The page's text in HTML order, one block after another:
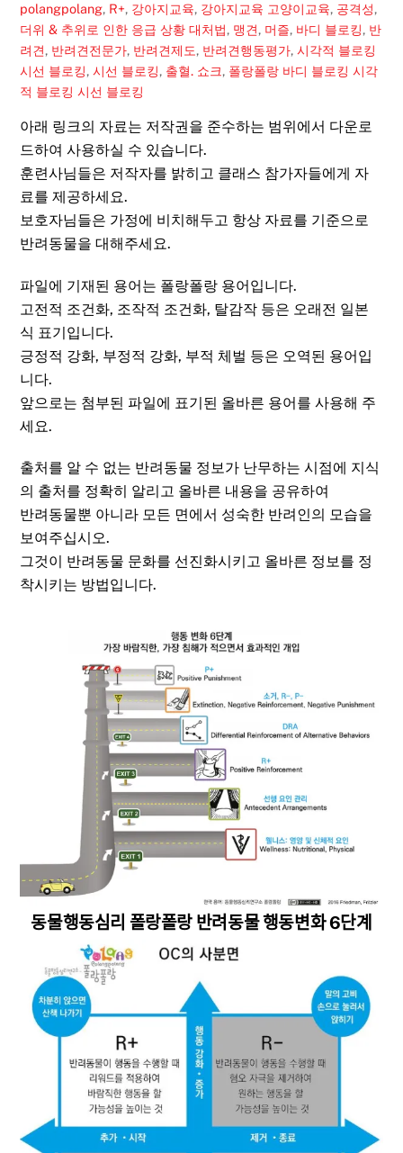
polangpolang, R+, 강아지교육, 강아지교육 고양이교육, 공격성,
더위 & 추위로 인한 응급 상황 대처법, 맹견, 머즐, 바디 블로킹, 반
려견, 반려견전문가, 반려견제도, 반려견행동평가,시각적 블로킹
시선 블로킹,시선 블로킹, 출혈. 쇼크, 폴랑폴랑 바디 블로킹 시각
적 블로킹 시선 블로킹
아래 링크의 자료는 저작권을 준수하는 범위에서 다운로
드하여 사용하실 수 있습니다.
훈련사님들은 저작자를 밝히고 클래스 참가자들에게 자
료를 제공하세요.
보호자님들은 가정에 비치해두고 항상 자료를 기준으로
반려동물을 대해주세요.​
파일에 기재된 용어는 폴랑폴랑 용어입니다.
고전적 조건화, 조작적 조건화, 탈감작 등은 오래전 일본
식 표기입니다.
긍정적 강화, 부정적 강화, 부적 체벌 등은 오역된 용어입
니다.
앞으로는 첨부된 파일에 표기된 올바른 용어를 사용해 주
세요.​
출처를 알 수 없는 반려동물 정보가 난무하는 시점에 지식
의 출처를 정확히 알리고 올바른 내용을 공유하여
반려동물뿐 아니라 모든 면에서 성숙한 반려인의 모습을
보여주십시오.
그것이 반려동물 문화를 선진화시키고 올바른 정보를 정
착시키는 방법입니다.
동물행동심리 폴랑폴랑 반려동물 행동변화 6단계